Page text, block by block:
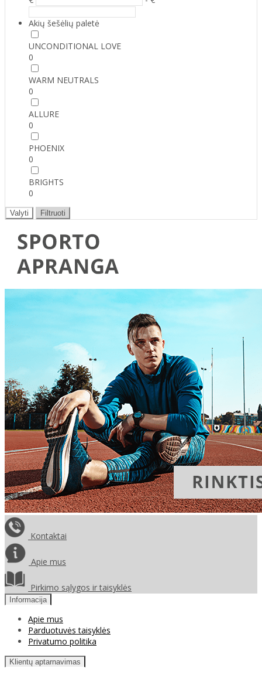
Akių šešėlių paletė
UNCONDITIONAL LOVE
0
WARM NEUTRALS
0
ALLURE
0
PHOENIX
0
BRIGHTS
0
Valyti Filtruoti
Kontaktai
Apie mus
Pirkimo sąlygos ir taisyklės
Informacija
Apie mus
Parduotuvės taisyklės
Privatumo politika
Klientų aptarnavimas